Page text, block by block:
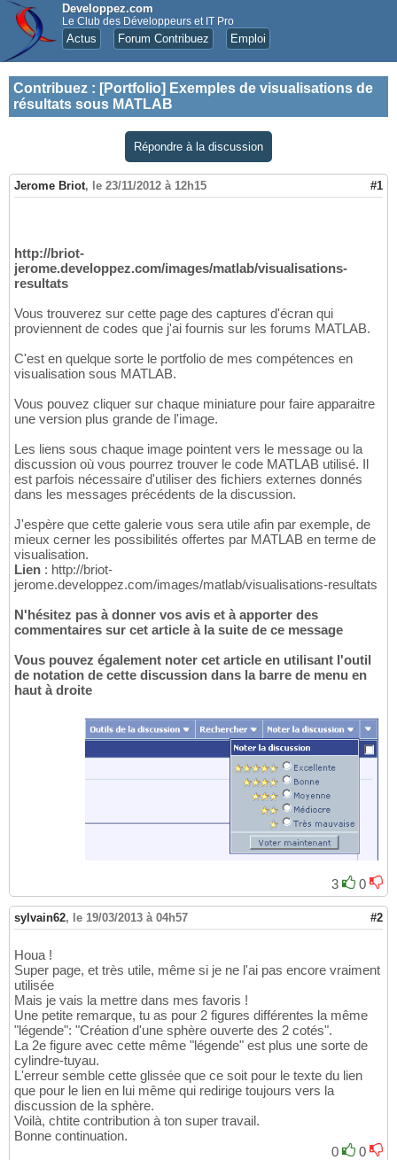
Developpez.com
Le Club des Développeurs et IT Pro
Actus Forum Contribuez Emploi
Contribuez : [Portfolio] Exemples de visualisations de
résultats sous MATLAB
Répondre à la discussion
Jerome Briot, le 23/11/2012 à 12h15 #1
http://briot-
jerome.developpez.com/images/matlab/visualisations-
resultats
Vous trouverez sur cette page des captures d'écran qui
proviennent de codes que j'ai fournis sur les forums MATLAB.
C'est en quelque sorte le portfolio de mes compétences en
visualisation sous MATLAB.
Vous pouvez cliquer sur chaque miniature pour faire apparaitre
une version plus grande de l'image.
Les liens sous chaque image pointent vers le message ou la
discussion où vous pourrez trouver le code MATLAB utilisé. Il
est parfois nécessaire d'utiliser des fichiers externes donnés
dans les messages précédents de la discussion.
J'espère que cette galerie vous sera utile afin par exemple, de
mieux cerner les possibilités offertes par MATLAB en terme de
visualisation.
Lien : http://briot-
jerome.developpez.com/images/matlab/visualisations-resultats
N'hésitez pas à donner vos avis et à apporter des
commentaires sur cet article à la suite de ce message
Vous pouvez également noter cet article en utilisant l'outil
de notation de cette discussion dans la barre de menu en
haut à droite
3 0
sylvain62, le 19/03/2013 à 04h57 #2
Houa !
Super page, et très utile, même si je ne l'ai pas encore vraiment
utilisée
Mais je vais la mettre dans mes favoris !
Une petite remarque, tu as pour 2 figures différentes la même
"légende": "Création d'une sphère ouverte des 2 cotés".
La 2e figure avec cette même "légende" est plus une sorte de
cylindre-tuyau.
L'erreur semble cette glissée que ce soit pour le texte du lien
que pour le lien en lui même qui redirige toujours vers la
discussion de la sphère.
Voilà, chtite contribution à ton super travail.
Bonne continuation.
0
0